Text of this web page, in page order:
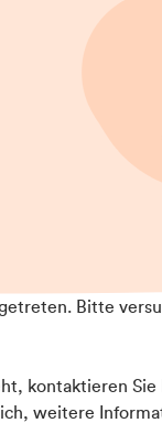
Bitte
kontaktieren
weitere